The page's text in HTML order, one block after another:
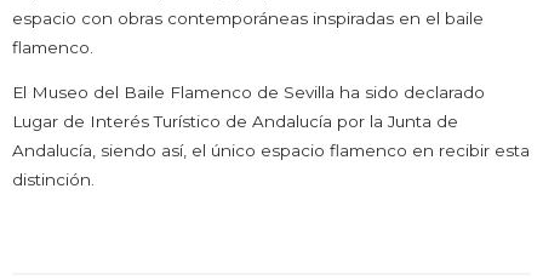
espacio con obras contemporáneas inspiradas en el baile
flamenco.
El Museo del Baile Flamenco de Sevilla ha sido declarado
Lugar de Interés Turístico de Andalucía por la Junta de
Andalucía, siendo así, el único espacio flamenco en recibir esta
distinción.